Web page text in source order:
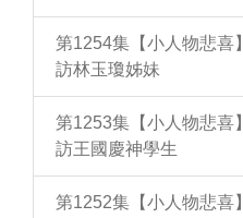
第1254集【小人物悲喜
訪林玉瓊姊妹
第1253集【小人物悲喜
訪王國慶神學生
第1252集【小人物悲喜